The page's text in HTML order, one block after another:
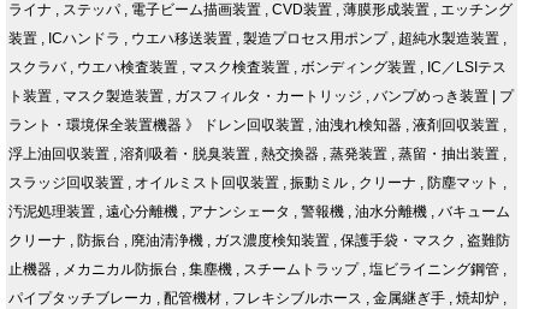
ライナ , ステッパ , 電子ビーム描画装置 , CVD装置 , 薄膜形成装置 , エッチング
装置 , ICハンドラ , ウエハ移送装置 , 製造プロセス用ポンプ, 超純水製造装置 ,
スクラバ, ウエハ検査装置 , マスク検査装置 , ボンディング装置 , IC／LSIテス
ト装置 , マスク製造装置 , ガスフィルタ・カートリッジ , バンプめっき装置
プ
ラント・環境保全装置機器 》 ドレン回収装置 , 油洩れ検知器 , 液剤回収装置 ,
浮上油回収装置 , 溶剤吸着・脱臭装置 , 熱交換器 , 蒸発装置 , 蒸留・抽出装置 ,
スラッジ回収装置 , オイルミスト回収装置 , 振動ミル , クリーナ , 防塵マット ,
汚泥処理装置 , 遠心分離機 , アナンシェータ , 警報機 , 油水分離機 , バキューム
クリーナ , 防振台 , 廃油清浄機 , ガス濃度検知装置 , 保護手袋・マスク , 盗難防
止機器 , メカニカル防振台 , 集塵機 , スチームトラップ, 塩ビライニング鋼管 ,
パイプタッチブレーカ , 配管機材 , フレキシブルホース , 金属継ぎ手 , 焼却炉 ,